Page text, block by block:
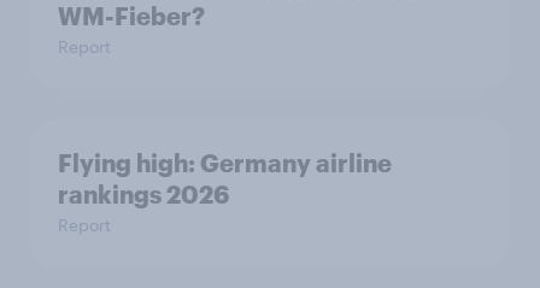
WM-Fieber?
Report
Flying high: Germany airline
rankings 2026
Report